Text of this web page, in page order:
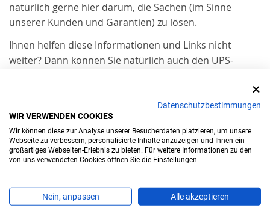
natürlich gerne hier darum, die Sachen (im Sinne
unserer Kunden und Garantien) zu lösen.
Ihnen helfen diese Informationen und Links nicht
weiter? Dann können Sie natürlich auch den UPS-
Dieser UPS-Privatkundenservice steht Mo - So von 7 bis
20 Uhr, auch an Feiertagen zur Verfügung - ohne
Gewähr.
Zahlungsarten
Alle Zahlarten beinhalten automatisch einen
Datenschutzbestimmungen
WIR VERWENDEN COOKIES
Wir können diese zur Analyse unserer Besucherdaten platzieren, um unsere
Webseite zu verbessern, personalisierte Inhalte anzuzeigen und Ihnen ein
großartiges Webseiten-Erlebnis zu bieten. Für weitere Informationen zu den
von uns verwendeten Cookies öffnen Sie die Einstellungen.
Nein, anpassen Alle akzeptieren